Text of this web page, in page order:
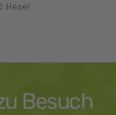
Hesel
Besuch